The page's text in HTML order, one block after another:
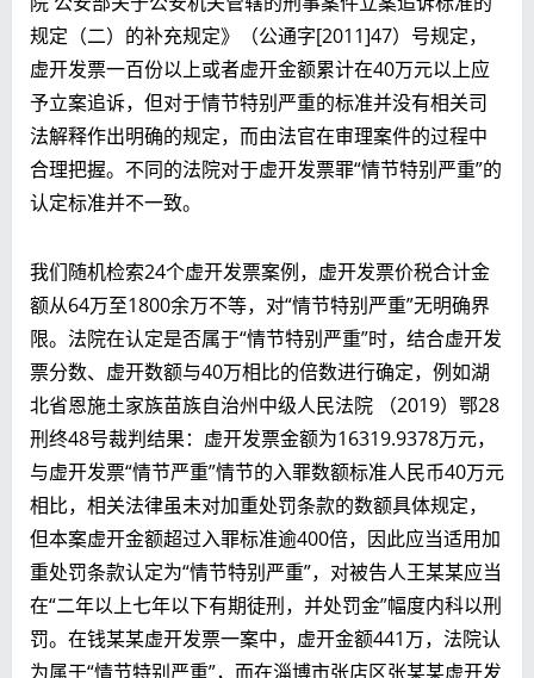
规定（二）的补充规定》（公通字[2011]47）号规定，
虚开发票一百份以上或者虚开金额累计在40万元以上应
予立案追诉，但对于情节特别严重的标准并没有相关司
法解释作出明确的规定，而由法官在审理案件的过程中
合理把握。不同的法院对于虚开发票罪“情节特别严重”的
认定标准并不一致。
我们随机检索24个虚开发票案例，虚开发票价税合计金
额从64万至1800余万不等，对“情节特别严重”无明确界
限。法院在认定是否属于“情节特别严重”时，结合虚开发
票分数、虚开数额与40万相比的倍数进行确定，例如湖
北省恩施土家族苗族自治州中级人民法院 （2019）鄂28
刑终48号裁判结果：虚开发票金额为16319.9378万元，
与虚开发票“情节严重”情节的入罪数额标准人民币40万元
相比， 相关法律虽未对加重处罚条款的数额具体规定，
但本案虚开金额超过入罪标准逾400倍，因此应当适用加
重处罚条款认定为“情节特别严重”， 对被告人王某某应当
在“二年以上七年以下有期徒刑，并处罚金”幅度内科以刑
罚。在钱某某虚开发票一案中，虚开金额441万，法院认
为属于“情节特别严重”，而在淄博市张店区张某某虚开发